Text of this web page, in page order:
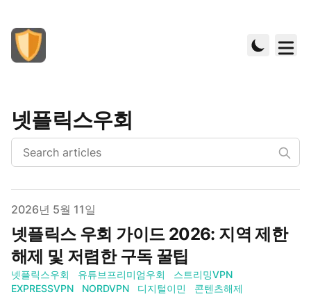
넷플릭스우회
Published on
2026년 5월 11일
넷플릭스 우회 가이드 2026: 지역 제한
해제 및 저렴한 구독 꿀팁
넷플릭스우회 유튜브프리미엄우회
스트리밍VPN
EXPRESSVPN
NORDVPN 디지털이민 콘텐츠해제